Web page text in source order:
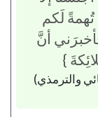
لَكم
أنَّ
}
والترمذي)